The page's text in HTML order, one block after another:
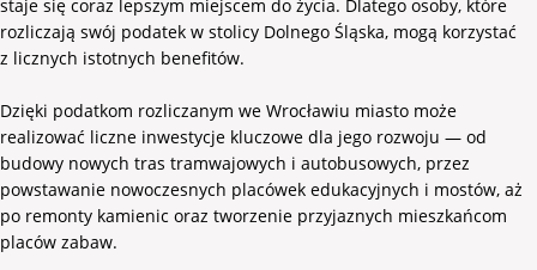
staje się coraz lepszym miejscem do życia. Dlatego osoby, które
rozliczają swój podatek w stolicy Dolnego Śląska, mogą korzystać
z licznych istotnych benefitów.
Dzięki podatkom rozliczanym we Wrocławiu miasto może
realizować liczne inwestycje kluczowe dla jego rozwoju — od
budowy nowych tras tramwajowych i autobusowych, przez
powstawanie nowoczesnych placówek edukacyjnych i mostów, aż
po remonty kamienic oraz tworzenie przyjaznych mieszkańcom
placów zabaw.